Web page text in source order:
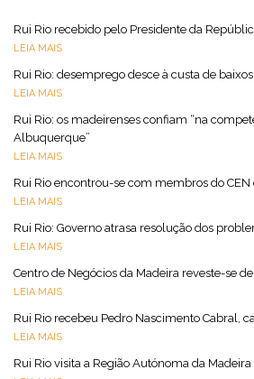
Rui Rio recebido pelo Presidente da
LEIA MAIS
Rui Rio: desemprego desce à custa de
LEIA MAIS
Rui Rio: os madeirenses confiam “na
Albuquerque”
LEIA MAIS
Rui Rio encontrou-se com membros do CEN
LEIA MAIS
Rui Rio: Governo atrasa resolução dos
LEIA MAIS
Centro de Negócios da Madeira reveste-se
LEIA MAIS
Rui Rio recebeu Pedro Nascimento Cabral,
LEIA MAIS
Rui Rio visita a Região Autónoma da Madeira